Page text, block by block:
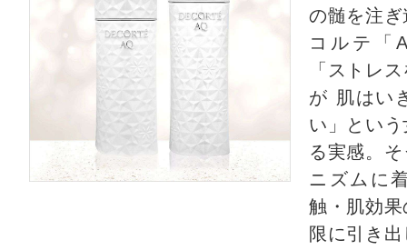
CT会員様は、 マイページの「購
らクチコミ投稿すると1 商品に
ントプレゼント！
の髄を注
コルテ「
「ストレ
が 肌はい
い」とい
る実感。
ニズムに
触・肌効
限に引き